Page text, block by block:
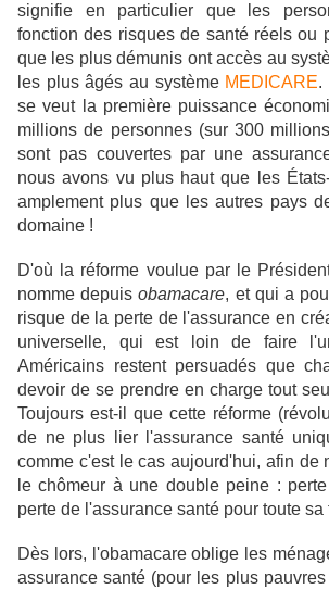
signifie en particulier que les
fonction des risques de santé réels ou
que les plus démunis ont accès au
les plus âgés au système MEDICARE.
se veut la première puissance
millions de personnes (sur 300
sont pas couvertes par une
nous avons vu plus haut que les
amplement plus que les autres pays
domaine !
D'où la réforme voulue par le
nomme depuisobamacare, et qui a
risque de la perte de l'assurance en
universelle, qui est loin de faire
Américains restent persuadés que
devoir de se prendre en charge tout
Toujours est-il que cette réforme
de ne plus lier l'assurance santé
comme c'est le cas aujourd'hui, afin de
le chômeur à une double peine :
perte de l'assurance santé pour toute sa
Dès lors, l'obamacare oblige les
assurance santé (pour les plus